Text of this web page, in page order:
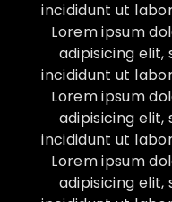
incididunt ut
Lorem ipsum
adipisicing elit,
incididunt ut
Lorem ipsum
adipisicing elit,
incididunt ut
Lorem ipsum
adipisicing elit,